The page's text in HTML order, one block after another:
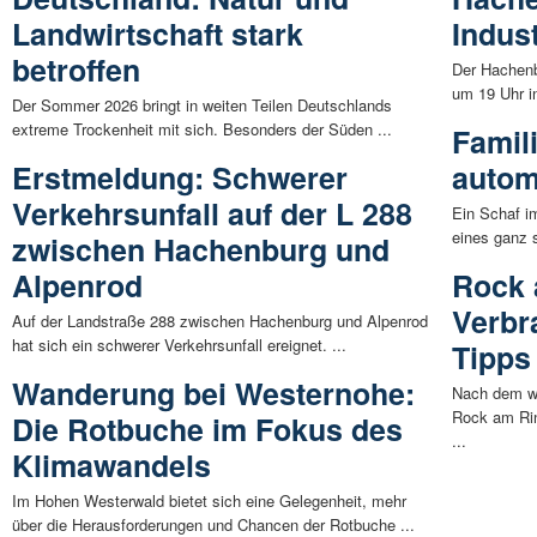
Landwirtschaft stark
betroffen
Der Sommer 2026 bringt in weiten Teilen Deutschlands
extreme Trockenheit mit sich. Besonders der Süden ...
Erstmeldung: Schwerer
Verkehrsunfall auf der L 288
zwischen Hachenburg und
Alpenrod
Auf der Landstraße 288 zwischen Hachenburg und Alpenrod
hat sich ein schwerer Verkehrsunfall ereignet. ...
Wanderung bei Westernohe:
Die Rotbuche im Fokus des
Klimawandels
Im Hohen Westerwald bietet sich eine Gelegenheit, mehr
über die Herausforderungen und Chancen der Rotbuche ...
Der
um 19 Uhr
Ein Schaf
eines ganz
Rock
Nach dem
Rock am
...